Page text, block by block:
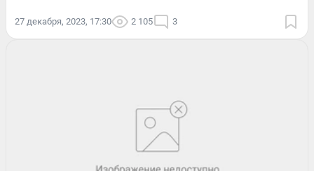
27 декабря, 2023, 17:30 2 105 3